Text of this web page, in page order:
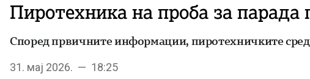
Пиротехника на проба за
Според првичните информации, пиротехничките
31. мај 2026. — 18:25